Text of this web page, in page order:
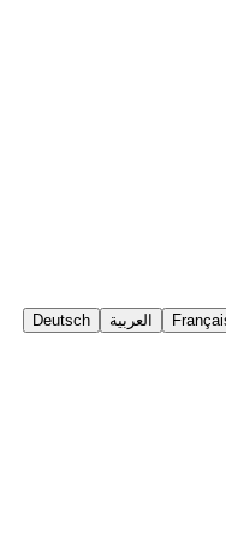
العربية Deutsch